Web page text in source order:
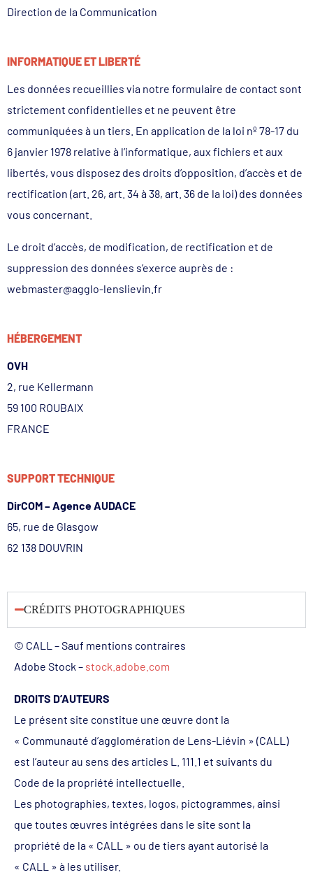
Direction de la Communication
INFORMATIQUE ET LIBERTÉ
Les données recueillies via notre formulaire de contact sont
strictement confidentielles et ne peuvent être
communiquées à un tiers. En application de la loi nº 78-17 du
6 janvier 1978 relative à l’informatique, aux fichiers et aux
libertés, vous disposez des droits d’opposition, d’accès et de
rectification (art. 26, art. 34 à 38, art. 36 de la loi) des données
vous concernant.
Le droit d’accès, de modification, de rectification et de
suppression des données s’exerce auprès de :
webmaster@agglo-lenslievin.fr
HÉBERGEMENT
OVH
2, rue Kellermann
59 100 ROUBAIX
FRANCE
SUPPORT TECHNIQUE
DirCOM – Agence AUDACE
65, rue de Glasgow
62 138 DOUVRIN
CRÉDITS PHOTOGRAPHIQUES
© CALL – Sauf mentions contraires
Adobe Stock – stock.adobe.com
DROITS D’AUTEURS
Le présent site constitue une œuvre dont la
« Communauté d’agglomération de Lens-Liévin » (CALL)
est l’auteur au sens des articles L. 111.1 et suivants du
Code de la propriété intellectuelle.
Les photographies, textes, logos, pictogrammes, ainsi
que toutes œuvres intégrées dans le site sont la
propriété de la « CALL » ou de tiers ayant autorisé la
« CALL » à les utiliser.